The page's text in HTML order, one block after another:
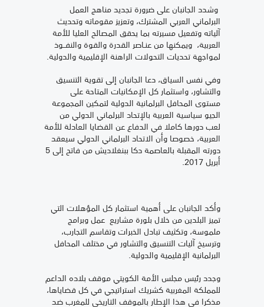
وشدد الجانبان على ضرورة تجديد مناهج العمل
البرلماني العربي المشترك، وتعزيز مقوماته وتحديث
آلياته وتفعيل مسيرته بما يحقق المصالح العليا للأمة
العربية، ويمكنها من عنـاصر القدرة والقوة والنفــوذ
لمواجهة تحديات التحولات الراهنة الإقليمية والدولية.
وفي نفس السياق، دعا الجانبان إلى تقوية التنسيق
والتشاور، واستثمار كل الإمكانيات المتاحة على
مستوى المحافل البرلمانية الدولية لتمكين المجموعة
الجيو سياسية العربية بالإتحاد البرلماني الدولي من
لعب دورها كاملا في الدفاع عن القضايا العادلة للأمة
العربية، خصوصا وأن الاتحاد البرلماني الدولي سيعقد
دورته المقبلة بالعاصمة دكا ببنغلاديش من فاتح إلى 5
أبريل 2017.
وأكد الجانبان على أهمية استثمار كل المؤهلات التي
تميز البلدين من خلال بلورة مشاريع عمل وبرامج
ملموسة، وتكثيف تبادل الخبرات وتقاسم التجارب،
وترسيخ آليات التنسيق والتشاور في مختلف المحافل
البرلمانية الإقليمية والدولية.
وجدد رئيس مجلس الأمة الكويتي موقف بلاده الداعم
للمملكة المغربية كشريك استراتيجي في كل قضاياها،
مذكرا في هذا الإطار بالموقف التاريخي للمغرب ضد